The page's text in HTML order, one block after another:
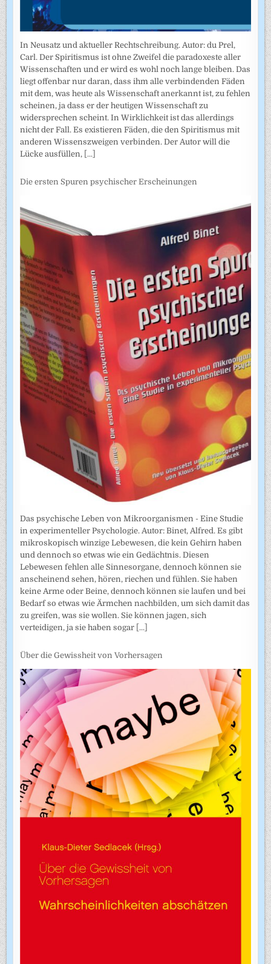
In Neusatz und aktueller Rechtschreibung. Autor: du Prel,
Carl. Der Spiritismus ist ohne Zweifel die paradoxeste aller
Wissenschaften und er wird es wohl noch lange bleiben. Das
liegt offenbar nur daran, dass ihm alle verbindenden Fäden
mit dem, was heute als Wissenschaft anerkannt ist, zu fehlen
scheinen, ja dass er der heutigen Wissenschaft zu
widersprechen scheint. In Wirklichkeit ist das allerdings
nicht der Fall. Es existieren Fäden, die den Spiritismus mit
anderen Wissenszweigen verbinden. Der Autor will die
Lücke ausfüllen, [...]
Die ersten Spuren psychischer Erscheinungen
Das psychische Leben von Mikroorganismen - Eine Studie
in experimenteller Psychologie. Autor: Binet, Alfred. Es gibt
mikroskopisch winzige Lebewesen, die kein Gehirn haben
und dennoch so etwas wie ein Gedächtnis. Diesen
Lebewesen fehlen alle Sinnesorgane, dennoch können sie
anscheinend sehen, hören, riechen und fühlen. Sie haben
keine Arme oder Beine, dennoch können sie laufen und bei
Bedarf so etwas wie Ärmchen nachbilden, um sich damit das
zu greifen, was sie wollen. Sie können jagen, sich
verteidigen, ja sie haben sogar [...]
Über die Gewissheit von Vorhersagen